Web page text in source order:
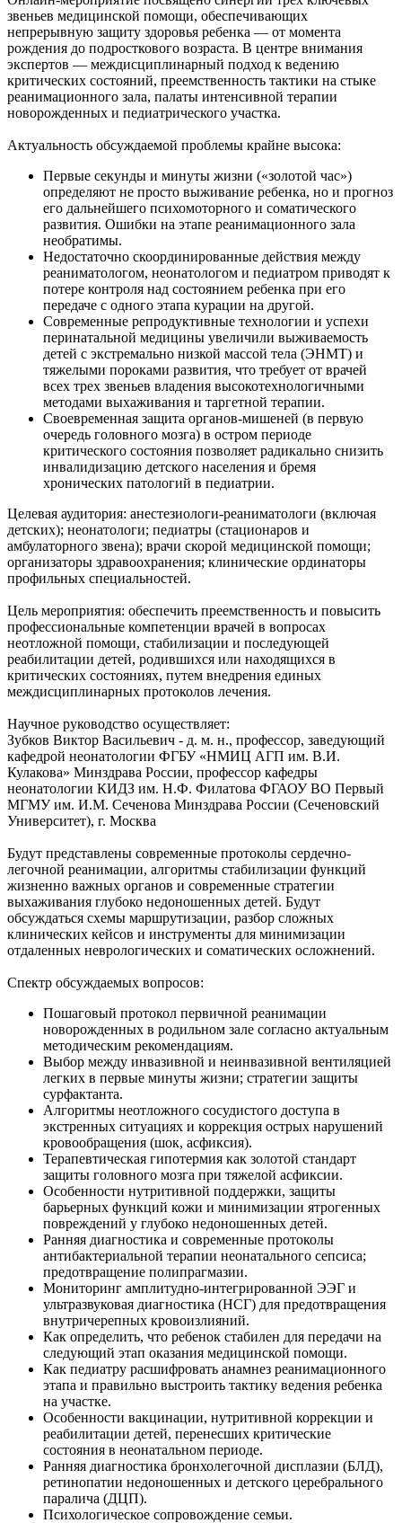
звеньев медицинской помощи, обеспечивающих
непрерывную защиту здоровья ребенка — от момента
рождения до подросткового возраста. В центре внимания
экспертов — междисциплинарный подход к ведению
критических состояний, преемственность тактики на стыке
реанимационного зала, палаты интенсивной терапии
новорожденных и педиатрического участка.
Актуальность обсуждаемой проблемы крайне высока:
Первые секунды и минуты жизни («золотой час»)
определяют не просто выживание ребенка, но и прогноз
его дальнейшего психомоторного и соматического
развития. Ошибки на этапе реанимационного зала
необратимы.
Недостаточно скоординированные действия между
реаниматологом, неонатологом и педиатром приводят к
потере контроля над состоянием ребенка при его
передаче с одного этапа курации на другой.
Современные репродуктивные технологии и успехи
перинатальной медицины увеличили выживаемость
детей с экстремально низкой массой тела (ЭНМТ) и
тяжелыми пороками развития, что требует от врачей
всех трех звеньев владения высокотехнологичными
методами выхаживания и таргетной терапии.
Своевременная защита органов-мишеней (в первую
очередь головного мозга) в остром периоде
критического состояния позволяет радикально снизить
инвалидизацию детского населения и бремя
хронических патологий в педиатрии.
Целевая аудитория: анестезиологи-реаниматологи (включая
детских); неонатологи; педиатры (стационаров и
амбулаторного звена); врачи скорой медицинской помощи;
организаторы здравоохранения; клинические ординаторы
профильных специальностей.
Цель мероприятия: обеспечить преемственность и повысить
профессиональные компетенции врачей в вопросах
неотложной помощи, стабилизации и последующей
реабилитации детей, родившихся или находящихся в
критических состояниях, путем внедрения единых
междисциплинарных протоколов лечения.
Научное руководство осуществляет:
Зубков Виктор Васильевич - д. м. н., профессор, заведующий
кафедрой неонатологии ФГБУ «НМИЦ АГП им. В.И.
Кулакова» Минздрава России, профессор кафедры
неонатологии КИДЗ им. Н.Ф. Филатова ФГАОУ ВО Первый
МГМУ им. И.М. Сеченова Минздрава России (Сеченовский
Университет), г. Москва
Будут представлены современные протоколы сердечно-
легочной реанимации, алгоритмы стабилизации функций
жизненно важных органов и современные стратегии
выхаживания глубоко недоношенных детей. Будут
обсуждаться схемы маршрутизации, разбор сложных
клинических кейсов и инструменты для минимизации
отдаленных неврологических и соматических осложнений.
Спектр обсуждаемых вопросов:
Пошаговый протокол первичной реанимации
новорожденных в родильном зале согласно актуальным
методическим рекомендациям.
Выбор между инвазивной и неинвазивной вентиляцией
легких в первые минуты жизни; стратегии защиты
сурфактанта.
Алгоритмы неотложного сосудистого доступа в
экстренных ситуациях и коррекция острых нарушений
кровообращения (шок, асфиксия).
Терапевтическая гипотермия как золотой стандарт
защиты головного мозга при тяжелой асфиксии.
Особенности нутритивной поддержки, защиты
барьерных функций кожи и минимизации ятрогенных
повреждений у глубоко недоношенных детей.
Ранняя диагностика и современные протоколы
антибактериальной терапии неонатального сепсиса;
предотвращение полипрагмазии.
Мониторинг амплитудно-интегрированной ЭЭГ и
ультразвуковая диагностика (НСГ) для предотвращения
внутричерепных кровоизлияний.
Как определить, что ребенок стабилен для передачи на
следующий этап оказания медицинской помощи.
Как педиатру расшифровать анамнез реанимационного
этапа и правильно выстроить тактику ведения ребенка
на участке.
Особенности вакцинации, нутритивной коррекции и
реабилитации детей, перенесших критические
состояния в неонатальном периоде.
Ранняя диагностика бронхолегочной дисплазии (БЛД),
ретинопатии недоношенных и детского церебрального
паралича (ДЦП).
Психологическое сопровождение семьи.